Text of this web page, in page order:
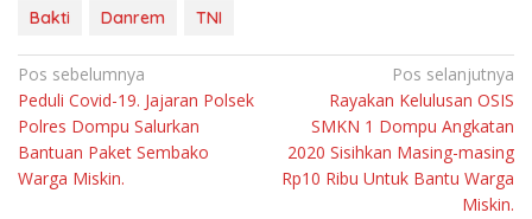
Bakti Danrem TNI
Navigasi
pos
Pos sebelumnya
Peduli Covid-19. Jajaran Polsek
Polres Dompu Salurkan
Bantuan Paket Sembako
Warga Miskin.
Pos selanjutnya
Rayakan Kelulusan OSIS
SMKN 1 Dompu Angkatan
2020 Sisihkan Masing-masing
Rp10 Ribu Untuk Bantu Warga
Miskin.